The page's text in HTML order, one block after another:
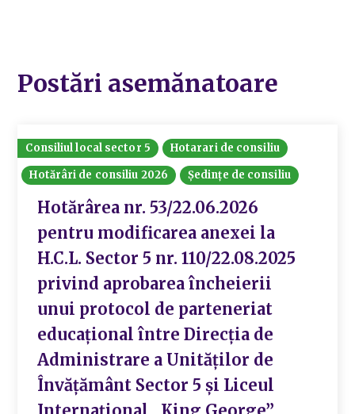
Postări asemănatoare
Consiliul local sector 5
Hotarari de consiliu
Hotărâri de consiliu 2026
Ședințe de consiliu
Hotărârea nr. 53/22.06.2026
pentru modificarea anexei la
H.C.L. Sector 5 nr. 110/22.08.2025
privind aprobarea încheierii
unui protocol de parteneriat
educațional între Direcția de
Administrare a Unităților de
Învățământ Sector 5 și Liceul